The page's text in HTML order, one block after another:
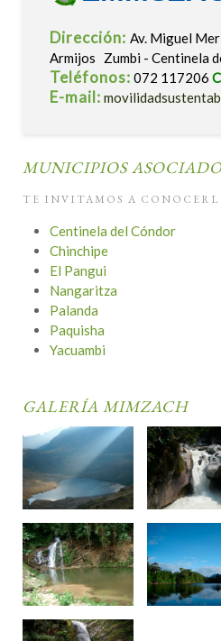
Dirección: Av. Miguel
Armijos Zumbi - Centinela
Teléfonos: 072 117206
E-mail:
MUNICIPIOS
TE INVITAMOS A
Centinela del Cóndor
Chinchipe
El Pangui
Nangaritza
Palanda
Paquisha
Yacuambi
GALERÍA MIMZACH